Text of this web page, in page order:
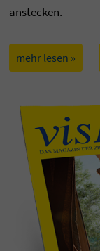
anstecken.
mehr lesen »